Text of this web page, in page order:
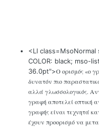
<LI
COLOR: black; mso-
36.0pt">Ο ορισμός «ο
δυνατόν πιο
αλλά γλωσσολογικός.
γραφή αποτελεί οπτική
γραφής είναι τεχνητά
έχουν προορισμό να